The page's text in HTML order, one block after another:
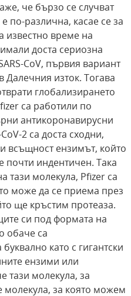
че бързо се случват
по-различна, касае се за
известно време на
доста сериозна
CoV, първия вариант
Далечния изток. Тогава
глобализирането
са работили по
антикоронавирусни
2 са доста сходни,
всъщност ензимът, който
почти индентичен. Така
тази молекула, Pfizer са
може да се приема през
ще кръстим протеаза.
си под формата на
обаче са
като с гигантски
ензими или
тази молекула, за
молекула, за която можем